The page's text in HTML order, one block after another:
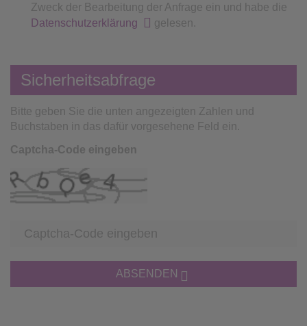
Zweck der Bearbeitung der Anfrage ein und habe die
Datenschutzerklärung
gelesen.
Sicherheitsabfrage
Bitte geben Sie die unten angezeigten Zahlen und
Buchstaben in das dafür vorgesehene Feld ein.
Captcha-Code eingeben
ABSENDEN